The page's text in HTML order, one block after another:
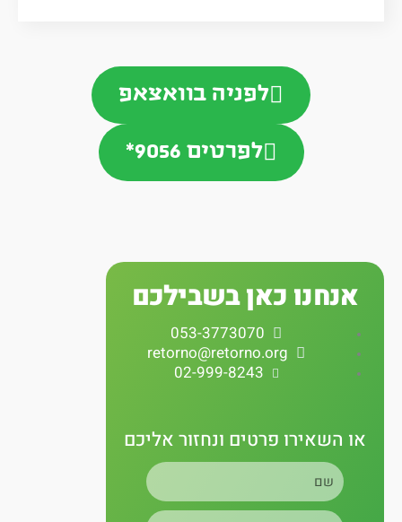
לפניה בוואצאפ
לפרטים 9056*
אנחנו כאן בשבילכם
053-3773070
retorno@retorno.org
02-999-8243
או השאירו פרטים ונחזור אליכם